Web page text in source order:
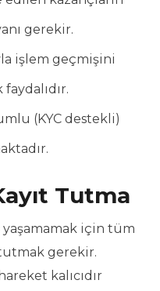
gerekir.
işlem geçmişini
(KYC destekli)
Tutma
için tüm
gerekir.
kalıcıdır